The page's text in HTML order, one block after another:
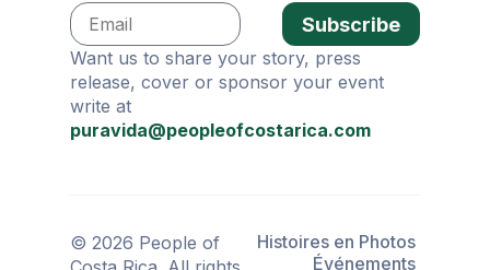
Subscribe
Want us to share your story, press
release, cover or sponsor your event
write at
puravida@peopleofcostarica.com
© 2026 People of
Histoires en Photos
Événements